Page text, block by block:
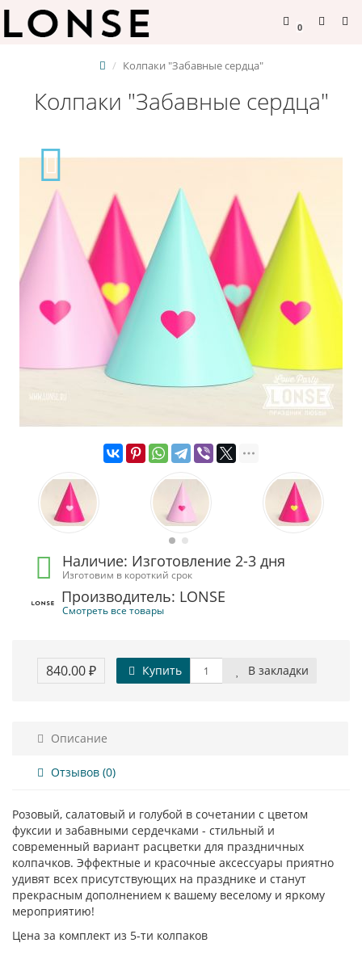
0
Колпаки "Забавные сердца"
Колпаки "Забавные сердца"
Наличие: Изготовление 2-3 дня
Изготовим в короткий срок
Производитель: LONSE
Смотреть все товары
840.00 ₽ Купить В закладки
Описание
Отзывов (0)
Розовый, салатовый и голубой в сочетании с цветом
фуксии и забавными сердечками - стильный и
современный вариант расцветки для праздничных
колпачков. Эффектные и красочные аксессуары приятно
удивят всех присутствующих на празднике и станут
прекрасным дополнением к вашему веселому и яркому
мероприятию!
Цена за комплект из 5-ти колпаков